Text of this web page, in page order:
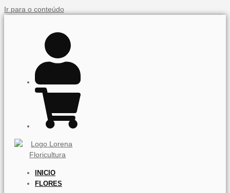
Ir para o conteúdo
INICIO
FLORES